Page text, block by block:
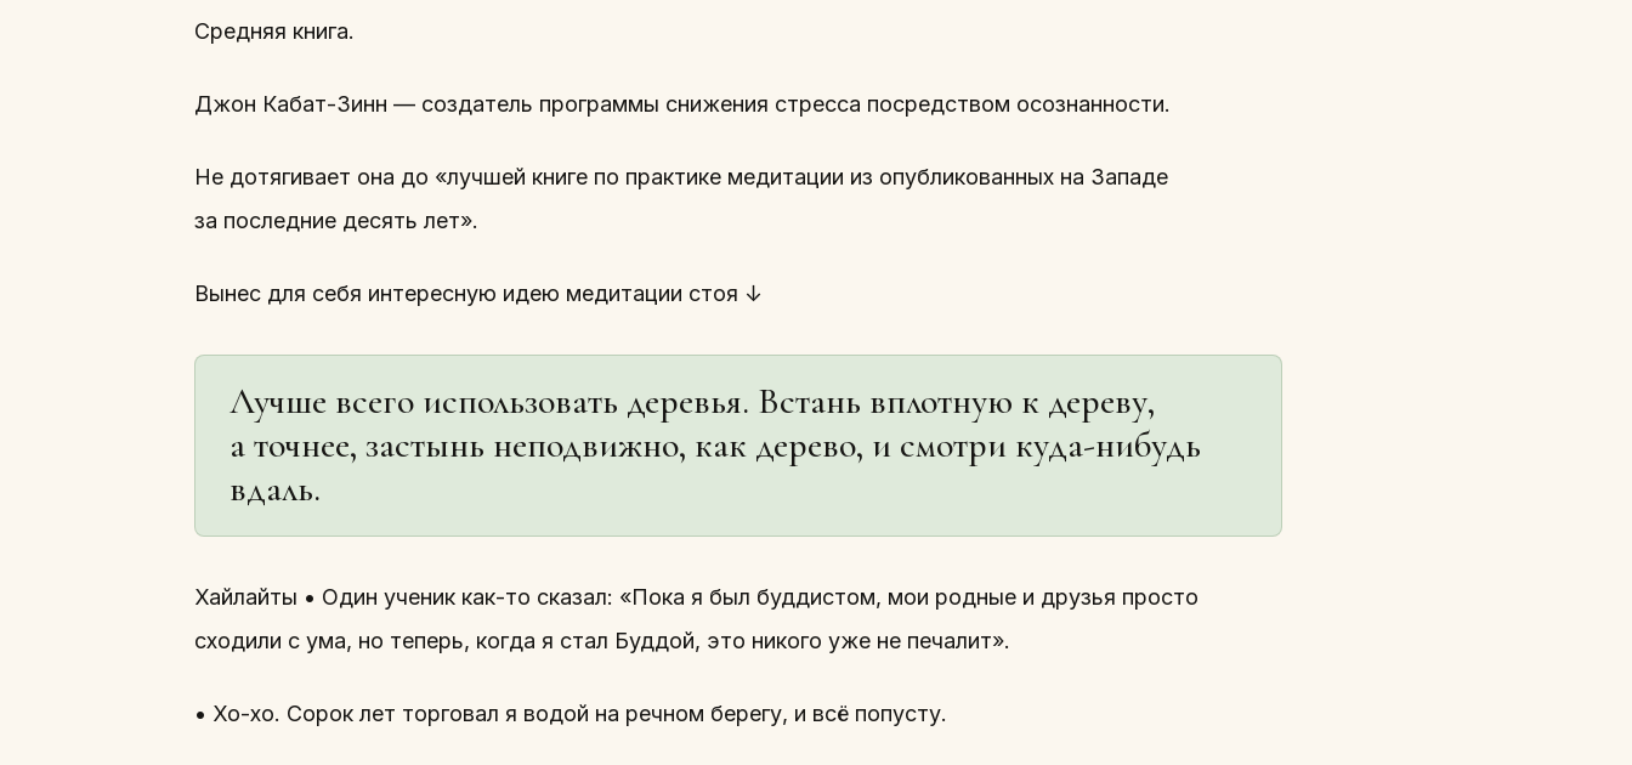
Средняя книга.
Джон Кабат-Зинн — создатель программы снижения стресса посредством осознанности.
Не дотягивает она до «лучшей книге по практике медитации из опубликованных на Западе
за последние десять лет».
Вынес для себя интересную идею медитации стоя ↓
Лучше всего использовать деревья. Встань вплотную к дереву,
а точнее, застынь неподвижно, как дерево, и смотри куда-нибудь
вдаль.
Хайлайты • Один ученик как-то сказал: «Пока я был буддистом, мои родные и друзья просто
сходили с ума, но теперь, когда я стал Буддой, это никого уже не печалит».
• Хо-хо. Сорок лет торговал я водой на речном берегу, и всё попусту.